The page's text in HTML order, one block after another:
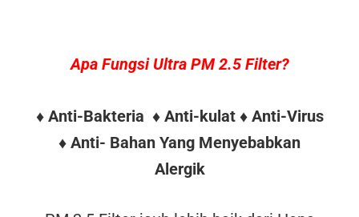
Apa Fungsi Ultra PM 2.5 Filter?
♦ Anti-Bakteria ♦ Anti-kulat ♦ Anti-Virus
♦ Anti- Bahan Yang Menyebabkan
Alergik